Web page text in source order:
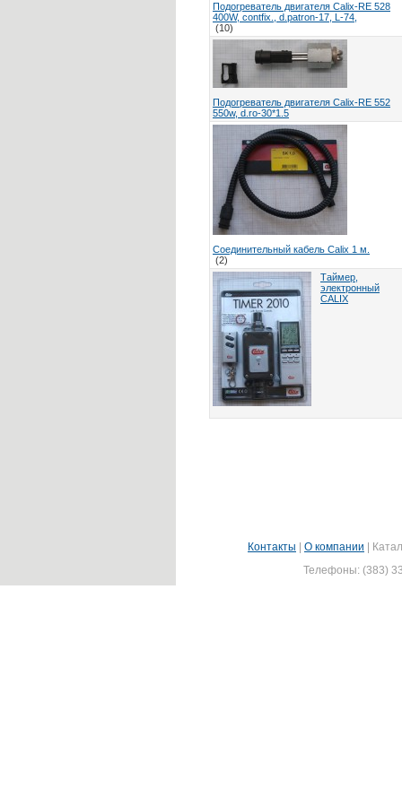
Подогреватель двигателя Calix-RE 528
400W, contfix., d.patron-17, L-74,
(10)
Подогреватель двигателя Calix-RE 552
550w, d.ro-30*1.5
Соединительный кабель Calix 1 м.
(2)
Таймер,
электронный
CALIX
Контакты О компании
Телефоны: (383)